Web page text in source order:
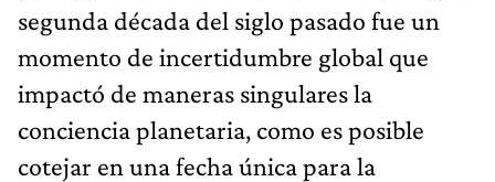
segunda década del siglo pasado fue un
momento de incertidumbre global que
impactó de maneras singulares la
conciencia planetaria, como es posible
cotejar en una fecha única para la